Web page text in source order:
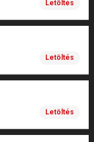
Letöltés
Letöltés
Letöltés